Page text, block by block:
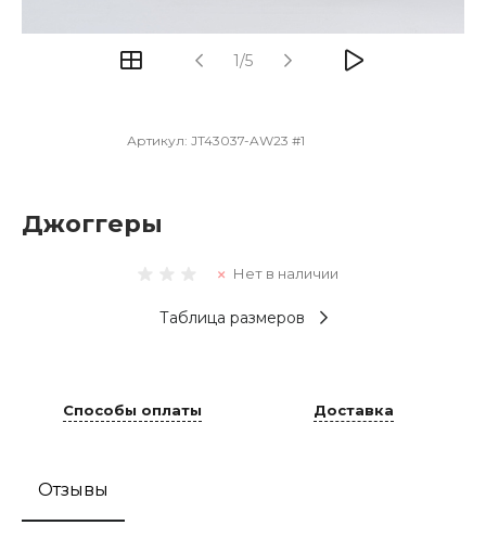
1/5
Артикул: JT43037-AW23 #1
Джоггеры
Нет в наличии
Таблица размеров
Способы оплаты Доставка
Отзывы